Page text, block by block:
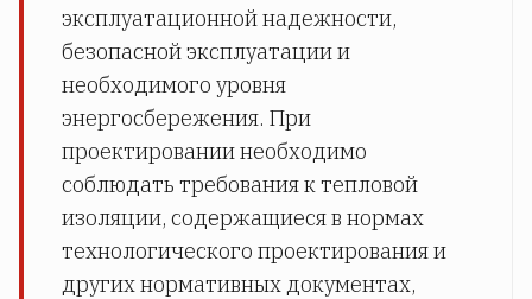
эксплуатационной надежности,
безопасной эксплуатации и
необходимого уровня
энергосбережения. При
проектировании необходимо
соблюдать требования к тепловой
изоляции, содержащиеся в нормах
технологического проектирования и
других нормативных документах,